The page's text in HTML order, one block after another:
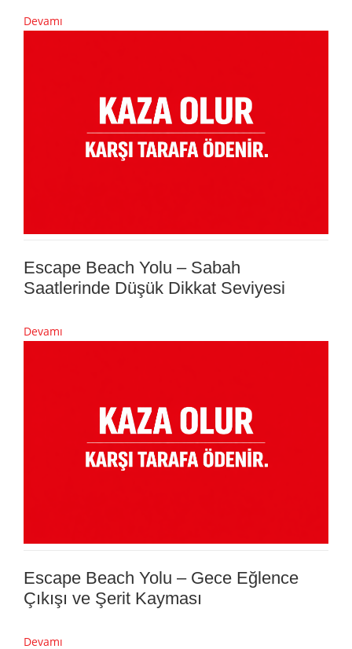
Devamı
Escape Beach Yolu – Sabah
Saatlerinde Düşük Dikkat Seviyesi
Devamı
Escape Beach Yolu – Gece Eğlence
Çıkışı ve Şerit Kayması
Devamı